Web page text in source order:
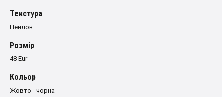
Текстура
Нейлон
Розмiр
48 Eur
Кольор
Жовто - чорна